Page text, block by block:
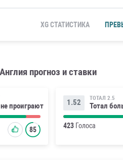
XG СТАТИСТИКА
прогноз и ставки
проиграют
85
1.52 ТОТАЛ 2.5
Тотал
423 Голоса